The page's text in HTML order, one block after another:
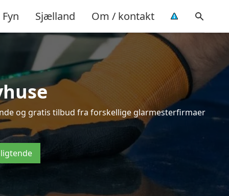
Fyn Sjælland Om / kontakt
og gratis tilbud fra forskellige glarmesterfirmaer